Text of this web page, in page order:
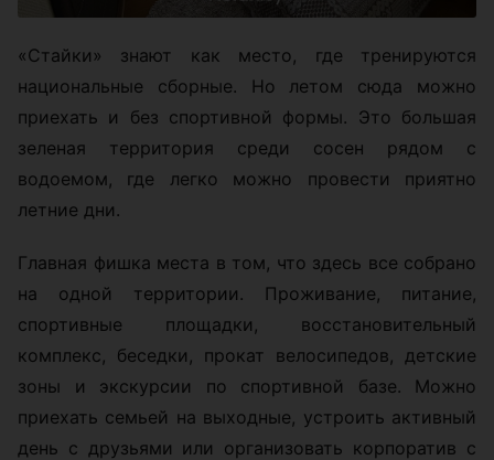
«Стайки» знают как место, где тренируются
национальные сборные. Но летом сюда можно
приехать и без спортивной формы. Это большая
зеленая территория среди сосен рядом с
водоемом, где легко можно провести приятно
летние дни.
Главная фишка места в том, что здесь все собрано
на одной территории. Проживание, питание,
спортивные площадки, восстановительный
комплекс, беседки, прокат велосипедов, детские
зоны и экскурсии по спортивной базе. Можно
приехать семьей на выходные, устроить активный
день с друзьями или организовать корпоратив с